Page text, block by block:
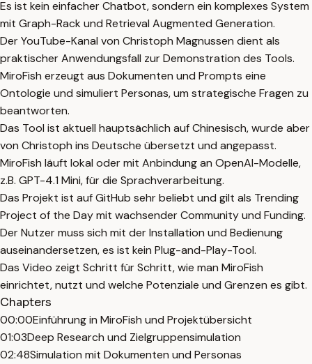
Es ist kein einfacher Chatbot, sondern ein komplexes System
mit Graph-Rack und Retrieval Augmented Generation.
Der YouTube-Kanal von Christoph Magnussen dient als
praktischer Anwendungsfall zur Demonstration des Tools.
MiroFish erzeugt aus Dokumenten und Prompts eine
Ontologie und simuliert Personas, um strategische Fragen zu
beantworten.
Das Tool ist aktuell hauptsächlich auf Chinesisch, wurde aber
von Christoph ins Deutsche übersetzt und angepasst.
MiroFish läuft lokal oder mit Anbindung an OpenAI-Modelle,
z.B. GPT-4.1 Mini, für die Sprachverarbeitung.
Das Projekt ist auf GitHub sehr beliebt und gilt als Trending
Project of the Day mit wachsender Community und Funding.
Der Nutzer muss sich mit der Installation und Bedienung
auseinandersetzen, es ist kein Plug-and-Play-Tool.
Das Video zeigt Schritt für Schritt, wie man MiroFish
einrichtet, nutzt und welche Potenziale und Grenzen es gibt.
Chapters
00:00Einführung in MiroFish und Projektübersicht
01:03Deep Research und Zielgruppensimulation
02:48Simulation mit Dokumenten und Personas